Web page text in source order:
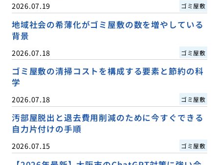
2026.07.19 ゴミ屋敷
地域社会の希薄化がゴミ屋敷の数を増やしている
背景
2026.07.18 ゴミ屋敷
ゴミ屋敷の清掃コストを構成する要素と節約の科
学
2026.07.18 ゴミ屋敷
汚部屋脱出と退去費用削減のために今すぐできる
自力片付けの手順
2026.07.15 ゴミ屋敷